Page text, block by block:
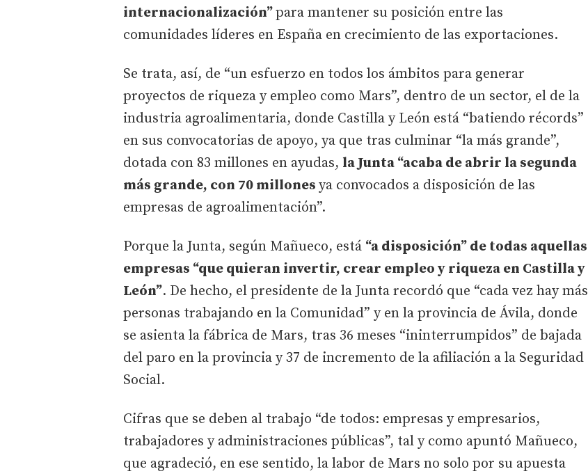
internacionalización”para mantener su posición entre las
comunidades líderes en España en crecimiento de las exportaciones.
Se trata, así, de “un esfuerzo en todos los ámbitos para generar
proyectos de riqueza y empleo como Mars”, dentro de un sector, el de la
industria agroalimentaria, donde Castilla y León está “batiendo récords”
en sus convocatorias de apoyo, ya que tras culminar “la más grande”,
dotada con 83 millones en ayudas, la Junta “acaba de abrir la segunda
más grande, con 70 millones ya convocados a disposición de las
empresas de agroalimentación”.
Porque la Junta, según Mañueco, está “a disposición” de todas aquellas
empresas “que quieran invertir, crear empleo y riqueza en Castilla y
León”. De hecho, el presidente de la Junta recordó que “cada vez hay más
personas trabajando en la Comunidad” y en la provincia de Ávila, donde
se asienta la fábrica de Mars, tras 36 meses “ininterrumpidos” de bajada
del paro en la provincia y 37 de incremento de la afiliación a la Seguridad
Social.
Cifras que se deben al trabajo “de todos: empresas y empresarios,
trabajadores y administraciones públicas”, tal y como apuntó Mañueco,
que agradeció, en ese sentido, la labor de Mars no solo por su apuesta